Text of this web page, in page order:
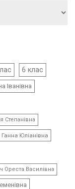
6 клас
Іванівна
Степанівна
Ганна Юліанівна
Ореста Василівна